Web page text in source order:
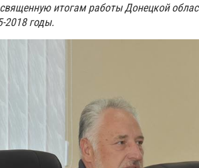
итогам работы Донецкой
2018 годы.